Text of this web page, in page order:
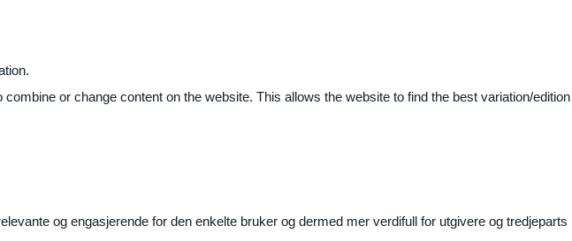
or change content on the website. This allows the website to find the best variation/edition
og engasjerende for den enkelte bruker og dermed mer verdifull for utgivere og tredjeparts